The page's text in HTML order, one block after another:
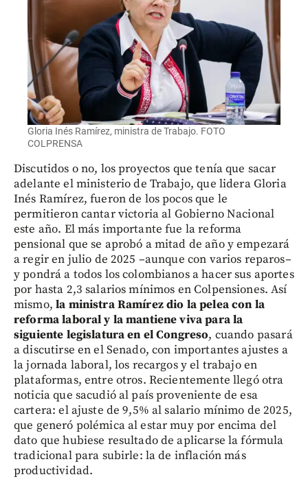
Gloria Inés Ramírez, ministra de Trabajo. FOTO
COLPRENSA
Discutidos o no, los proyectos que tenía que sacar
adelante el ministerio de Trabajo, que lidera Gloria
Inés Ramírez, fueron de los pocos que le
permitieron cantar victoria al Gobierno Nacional
este año. El más importante fue la reforma
pensional que se aprobó a mitad de año y empezará
a regir en julio de 2025 –aunque con varios reparos–
y pondrá a todos los colombianos a hacer sus aportes
por hasta 2,3 salarios mínimos en Colpensiones. Así
mismo, la ministra Ramírez dio la pelea con la
reforma laboral y la mantiene viva para la
siguiente legislatura en el Congreso, cuando pasará
a discutirse en el Senado, con importantes ajustes a
la jornada laboral, los recargos y el trabajo en
plataformas, entre otros. Recientemente llegó otra
noticia que sacudió al país proveniente de esa
cartera: el ajuste de 9,5% al salario mínimo de 2025,
que generó polémica al estar muy por encima del
dato que hubiese resultado de aplicarse la fórmula
tradicional para subirle: la de inflación más
productividad.